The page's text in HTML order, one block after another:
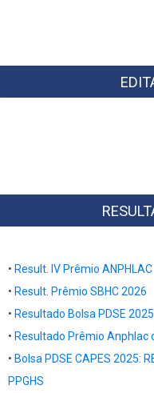
• Result. IV Prêmio ANPHLAC
• Result. Prêmio SBHC 2026
• Resultado Bolsa PDSE
• Resultado Prêmio Anphlac
• Bolsa PDSE CAPES 2025:
PPGHS